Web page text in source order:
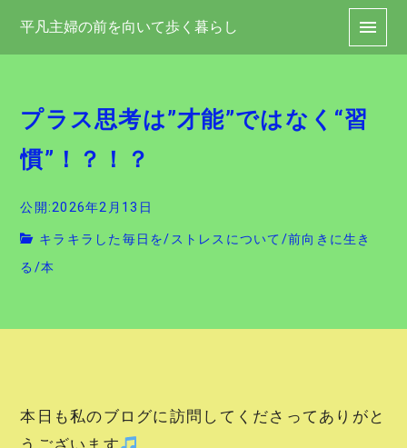
平凡主婦の前を向いて歩く暮らし
プラス思考は”才能”ではなく“習
慣”！？！？
公開:2026年2月13日
キラキラした毎日を/ストレスについて /前向きに生き
る /本
本日も私のブログに訪問してくださってありがと